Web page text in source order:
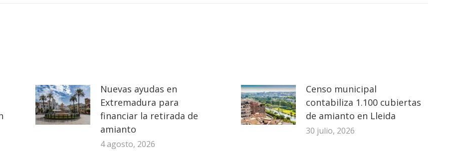
Nuevas ayudas en
Extremadura para
financiar la retirada de
amianto
4 agosto, 2026
Censo municipal
contabiliza 1.100 cubiertas
de amianto en Lleida
30 julio, 2026